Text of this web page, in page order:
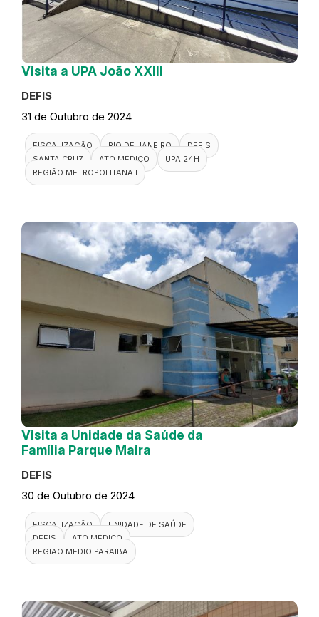
Visita a UPA João XXIII
DEFIS
31 de Outubro de 2024
FISCALIZAÇÃO RIO DE JANEIRO
DEFIS
SANTA CRUZ
ATO MÉDICO
UPA 24H
REGIÃO METROPOLITANA I
Visita a Unidade da Saúde da
Família Parque Maira
DEFIS
30 de Outubro de 2024
FISCALIZAÇÃO
UNIDADE DE SAÚDE
DEFIS
ATO MÉDICO
REGIAO MEDIO PARAIBA